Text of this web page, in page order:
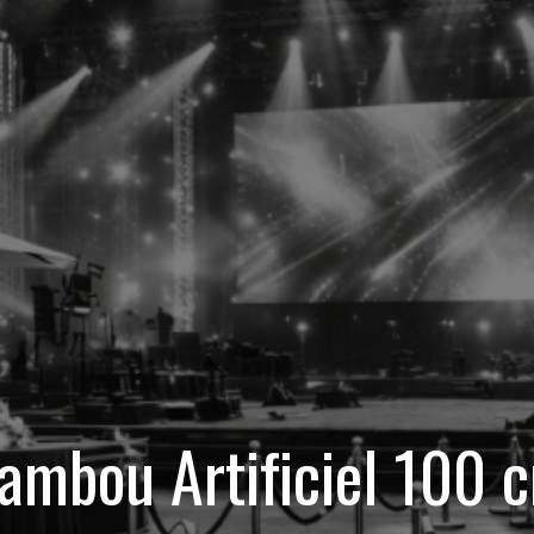
Artificiel 100